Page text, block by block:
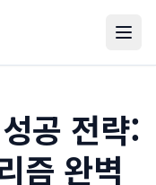
공 전략:
즘 완벽